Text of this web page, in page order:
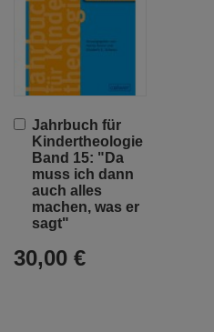
Jahrbuch für
Kindertheologie
Band 15: "Da
muss ich dann
auch alles
machen, was er
sagt"
30,00 €
In
den
Warenkorb